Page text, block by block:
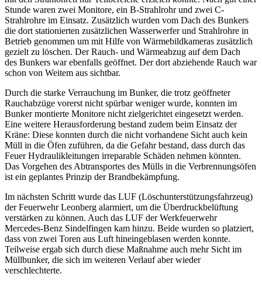
Stunde waren zwei Monitore, ein B-Strahlrohr und zwei C-
Strahlrohre im Einsatz. Zusätzlich wurden vom Dach des Bunkers
die dort stationierten zusätzlichen Wasserwerfer und Strahlrohre in
Betrieb genommen um mit Hilfe von Wärmebildkameras zusätzlich
gezielt zu löschen. Der Rauch- und Wärmeabzug auf dem Dach
des Bunkers war ebenfalls geöffnet. Der dort abziehende Rauch war
schon von Weitem aus sichtbar.
Durch die starke Verrauchung im Bunker, die trotz geöffneter
Rauchabzüge vorerst nicht spürbar weniger wurde, konnten im
Bunker montierte Monitore nicht zielgerichtet eingesetzt werden.
Eine weitere Herausforderung bestand zudem beim Einsatz der
Kräne: Diese konnten durch die nicht vorhandene Sicht auch kein
Müll in die Öfen zuführen, da die Gefahr bestand, dass durch das
Feuer Hydraulikleitungen irreparable Schäden nehmen könnten.
Das Vorgehen des Abtransportes des Mülls in die Verbrennungsöfen
ist ein geplantes Prinzip der Brandbekämpfung.
Im nächsten Schritt wurde das LUF (Löschunterstützungsfahrzeug)
der Feuerwehr Leonberg alarmiert, um die Überdruckbelüftung
verstärken zu können. Auch das LUF der Werkfeuerwehr
Mercedes-Benz Sindelfingen kam hinzu. Beide wurden so platziert,
dass von zwei Toren aus Luft hineingeblasen werden konnte.
Teilweise ergab sich durch diese Maßnahme auch mehr Sicht im
Müllbunker, die sich im weiteren Verlauf aber wieder
verschlechterte.